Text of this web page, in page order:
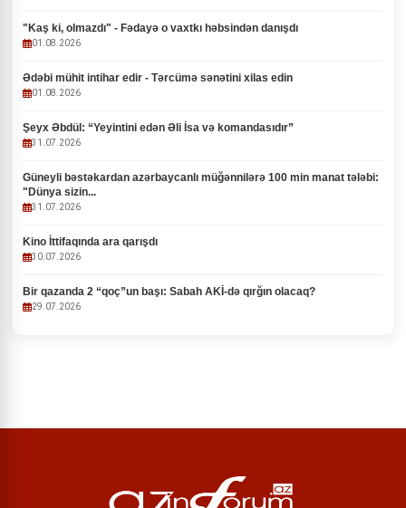
"Kaş ki, olmazdı" - Fədayə o vaxtkı həbsindən danışdı
01.08.2026
Ədəbi mühit intihar edir - Tərcümə sənətini xilas edin
01.08.2026
Şeyx Əbdül: “Yeyintini edən Əli İsa və komandasıdır”
31.07.2026
Güneyli bəstəkardan azərbaycanlı müğənnilərə 100 min manat tələbi:
"Dünya sizin...
31.07.2026
Kino İttifaqında ara qarışdı
30.07.2026
Bir qazanda 2 “qoç”un başı: Sabah AKİ-də qırğın olacaq?
29.07.2026